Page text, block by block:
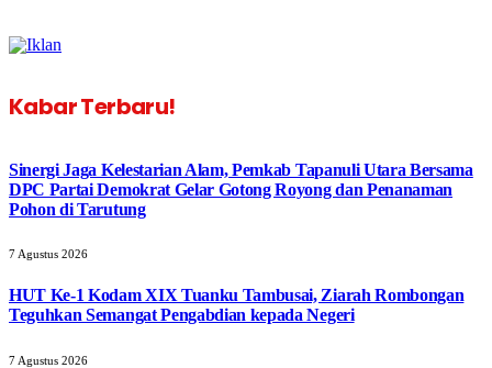
Kabar Terbaru!
‎Sinergi Jaga Kelestarian Alam, Pemkab Tapanuli Utara Bersama
DPC Partai Demokrat Gelar Gotong Royong dan Penanaman
Pohon di Tarutung
7 Agustus 2026
HUT Ke-1 Kodam XIX Tuanku Tambusai, Ziarah Rombongan
Teguhkan Semangat Pengabdian kepada Negeri
7 Agustus 2026